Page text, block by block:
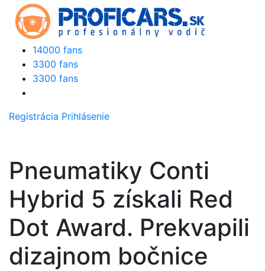
14000 fans
3300 fans
3300 fans
Registrácia Prihlásenie
Pneumatiky Conti
Hybrid 5 získali Red
Dot Award. Prekvapili
dizajnom bočnice